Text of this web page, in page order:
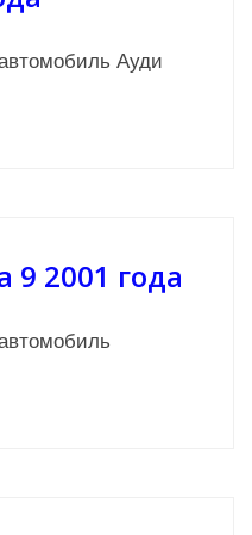
Ауди
9 2001 года